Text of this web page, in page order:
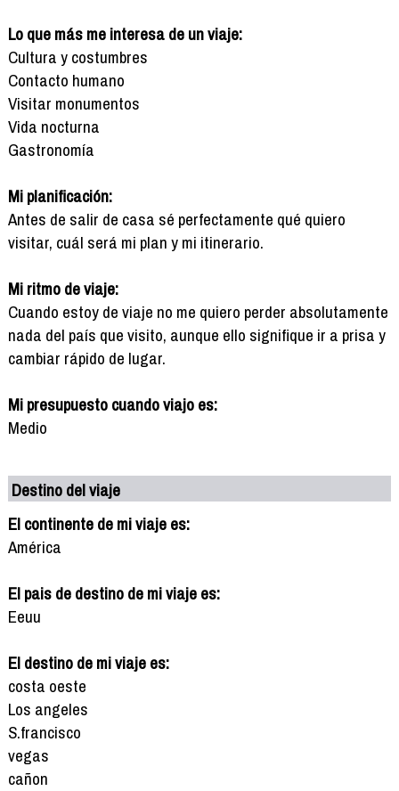
Lo que más me interesa de un viaje:
Cultura y costumbres
Contacto humano
Visitar monumentos
Vida nocturna
Gastronomía
Mi planificación:
Antes de salir de casa sé perfectamente qué quiero
visitar, cuál será mi plan y mi itinerario.
Mi ritmo de viaje:
Cuando estoy de viaje no me quiero perder absolutamente
nada del país que visito, aunque ello signifique ir a prisa y
cambiar rápido de lugar.
Mi presupuesto cuando viajo es:
Medio
Destino del viaje
El continente de mi viaje es:
América
El pais de destino de mi viaje es:
Eeuu
El destino de mi viaje es:
costa oeste
Los angeles
S.francisco
vegas
cañon